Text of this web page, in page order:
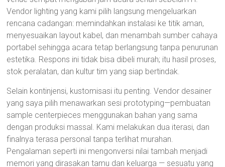
Vendor lighting yang kami pilih langsung mengeluarkan
rencana cadangan: memindahkan instalasi ke titik aman,
menyesuaikan layout kabel, dan menambah sumber cahaya
portabel sehingga acara tetap berlangsung tanpa penurunan
estetika. Respons ini tidak bisa dibeli murah; itu hasil proses,
stok peralatan, dan kultur tim yang siap bertindak.
Selain kontinjensi, kustomisasi itu penting. Vendor desainer
yang saya pilih menawarkan sesi prototyping—pembuatan
sample centerpieces menggunakan bahan yang sama
dengan produksi massal. Kami melakukan dua iterasi, dan
finalnya terasa personal tanpa terlihat murahan.
Pengalaman seperti ini mengonversi nilai tambah menjadi
memori yang dirasakan tamu dan keluarga — sesuatu yang